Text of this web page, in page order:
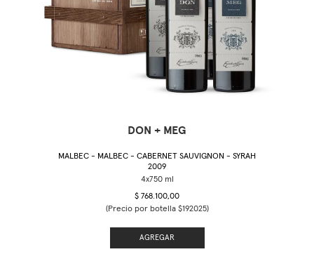
DON + MEG
MALBEC - MALBEC - CABERNET SAUVIGNON - SYRAH
2009
$ 768.100,00
(Precio por botella $192025)
AGREGAR